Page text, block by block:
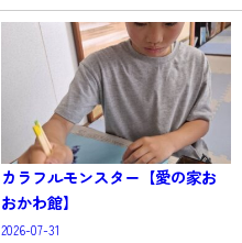
カラフルモンスター【愛の家お
おかわ館】
2026-07-31